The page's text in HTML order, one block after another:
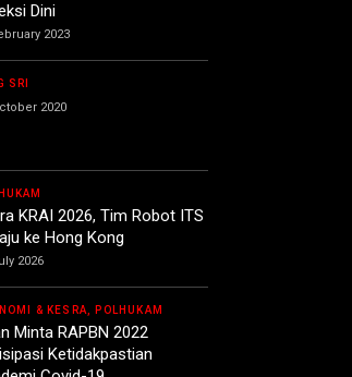
Dini
2023
SRI
2020
KRAI 2026, Tim Robot ITS
ke Hong Kong
2026
& KESRA, POLHUKAM
Minta RAPBN 2022
Ketidakpastian